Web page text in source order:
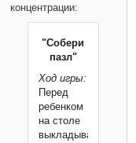
концентрации:
"Собери
пазл"
Ход игры:
Перед
ребенком
на столе
выкладывают